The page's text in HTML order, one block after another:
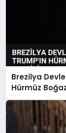
Brezilya
Hürmüz